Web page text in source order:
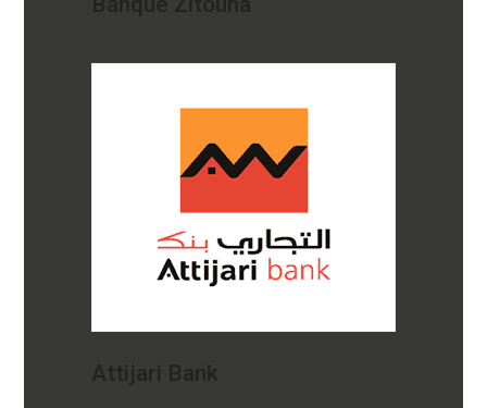
Attijari Bank